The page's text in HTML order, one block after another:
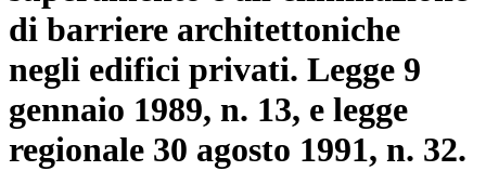
di barriere architettoniche
negli edifici privati. Legge 9
gennaio 1989, n. 13, e legge
regionale 30 agosto 1991, n. 32.